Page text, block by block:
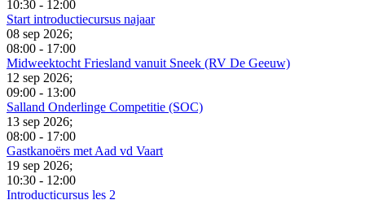
10:30 - 12:00
Start introductiecursus najaar
08 sep 2026;
08:00 - 17:00
Midweektocht Friesland vanuit Sneek (RV De Geeuw)
12 sep 2026;
09:00 - 13:00
Salland Onderlinge Competitie (SOC)
13 sep 2026;
08:00 - 17:00
Gastkanoërs met Aad vd Vaart
19 sep 2026;
10:30 - 12:00
Introducticursus les 2